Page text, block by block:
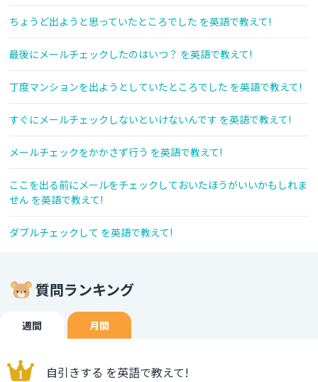
ちょうど出ようと思っていたところでした を英語で教えて!
最後にメールチェックしたのはいつ？ を英語で教えて!
丁度マンションを出ようとしていたところでした を英語で教えて!
すぐにメールチェックしないといけないんです を英語で教えて!
メールチェックをかかさず行う を英語で教えて!
ここを出る前にメールをチェックしておいたほうがいいかもしれま
せん を英語で教えて!
ダブルチェックして を英語で教えて!
質問ランキング
週間 月間
自引きする を英語で教えて!